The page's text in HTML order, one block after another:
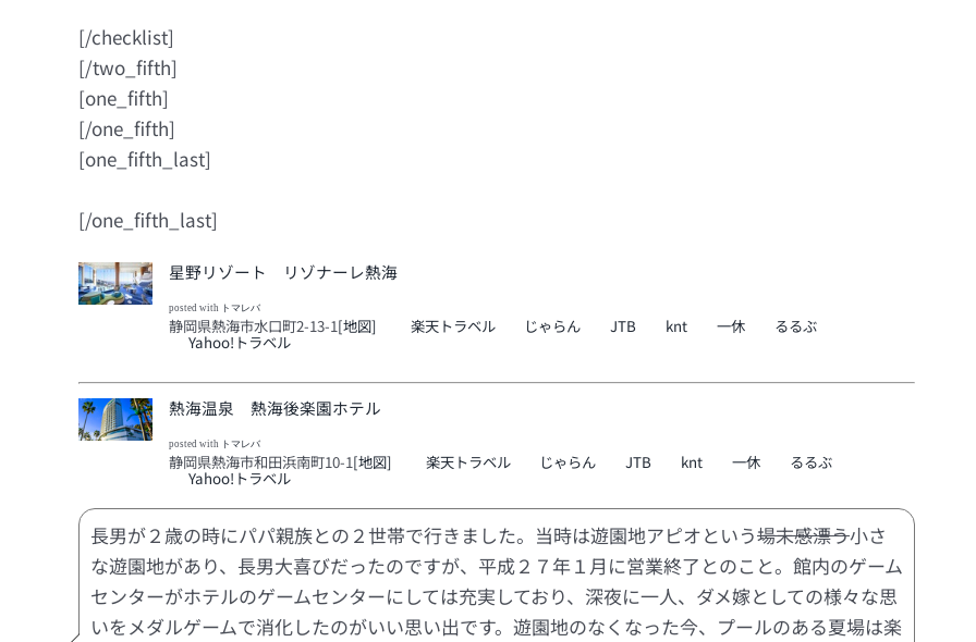
[/checklist]
[/two_fifth]
[one_fifth]
[/one_fifth]
[one_fifth_last]
[/one_fifth_last]
星野リゾート リゾナーレ熱海
posted with トマレバ
静岡県熱海市水口町2-13-1[地図] 楽天トラベル じゃらん JTB knt 一休 るるぶ
Yahoo!トラベル
熱海温泉 熱海後楽園ホテル
posted with トマレバ
静岡県熱海市和田浜南町10-1[地図] 楽天トラベル じゃらん JTB knt 一休 るるぶ
Yahoo!トラベル
長男が２歳の時にパパ親族との２世帯で行きました。当時は遊園地アピオという場末感漂う小さ
な遊園地があり、長男大喜びだったのですが、平成２７年１月に営業終了とのこと。館内のゲーム
センターがホテルのゲームセンターにしては充実しており、深夜に一人、ダメ嫁としての様々な思
いをメダルゲームで消化したのがいい思い出です。遊園地のなくなった今、プールのある夏場は楽